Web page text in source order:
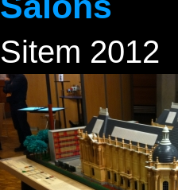
Sitem 2012